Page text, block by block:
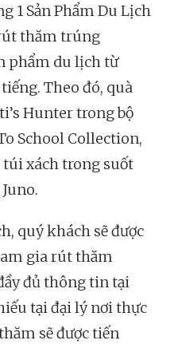
1 Sản Phẩm Du Lịch
thăm trúng
phẩm du lịch từ
Theo đó, quà
Hunter trong bộ
School Collection,
túi xách trong suốt
quý khách sẽ được
gia rút thăm
đủ thông tin tại
tại đại lý nơi thực
sẽ được tiến